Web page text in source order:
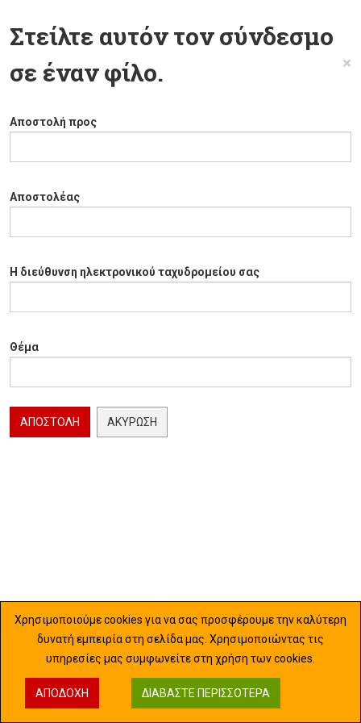
Στείλτε αυτόν τον σύνδεσμο
σε έναν φίλο.
×
Αποστολή προς
Αποστολέας
Η διεύθυνση ηλεκτρονικού ταχυδρομείου σας
Θέμα
ΑΠΟΣΤΟΛΉ ΑΚΎΡΩΣΗ
Χρησιμοποιούμε cookies για να σας προσφέρουμε την καλύτερη
δυνατή εμπειρία στη σελίδα μας. Χρησιμοποιώντας τις
υπηρεσίες μας συμφωνείτε στη χρήση των cookies.
ΑΠΟΔΟΧΉ ΔΙΑΒΆΣΤΕ ΠΕΡΙΣΣΌΤΕΡΑ